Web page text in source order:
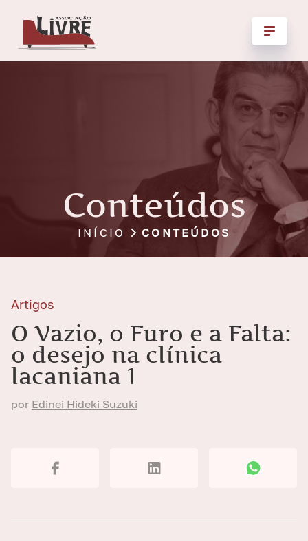
Conteúdos
INÍCIO CONTEÚDOS
Artigos
O Vazio, o Furo e a Falta:
o desejo na clínica
lacaniana 1
por Edinei Hideki Suzuki